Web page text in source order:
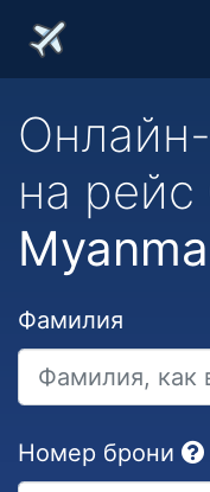
на рейс
Фамилия
Номер брони